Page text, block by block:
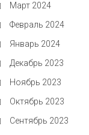
Март 2024
Февраль 2024
Январь 2024
Декабрь 2023
Ноябрь 2023
Октябрь 2023
Сентябрь 2023